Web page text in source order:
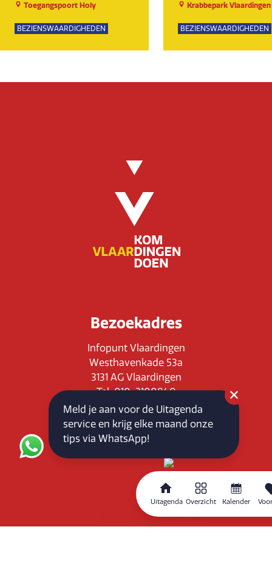
Uitagenda Overzicht Kalender
Toegangspoort Holy
BEZIENSWAARDIGHEDEN
Krabbepark Vlaardingen
BEZIENSWAARDIGHEDEN
Bezoekadres
Infopunt Vlaardingen
Westhavenkade 53a
3131 AG Vlaardingen
Tel: 010-3100840
E-mail: info@vlaardingenpartners.nl
KvK: 71555544
BTW : NL858760939B01
Routeplanner
Meld je aan voor de Uitagenda
service en krijg elke maand onze
tips via WhatsApp!